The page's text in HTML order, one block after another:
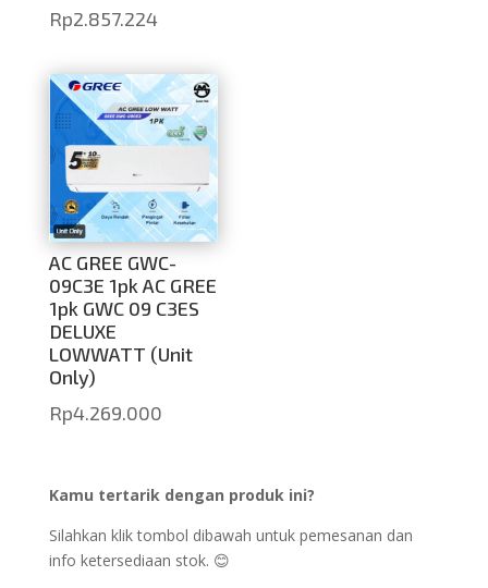
Rp2.857.224
AC GREE GWC-
09C3E 1pk AC GREE
1pk GWC 09 C3ES
DELUXE
LOWWATT (Unit
Only)
Rp4.269.000
Kamu tertarik dengan produk ini?
Silahkan klik tombol dibawah untuk pemesanan dan
info ketersediaan stok. 😊